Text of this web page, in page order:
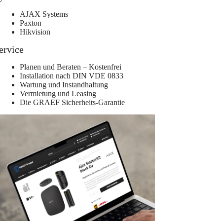
AJAX Systems
Paxton
Hikvision
Planen und Beraten – Kostenfrei
Installation nach DIN VDE 0833
Wartung und Instandhaltung
Vermietung und Leasing
Die GRAEF Sicherheits-Garantie